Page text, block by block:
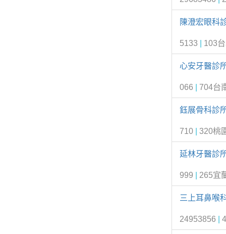
陳澄宏眼科
5133 103
心安牙醫診
066 704台
鈺展骨科診
710 320桃
延林牙醫診
999 265宜
三上耳鼻喉
24953856